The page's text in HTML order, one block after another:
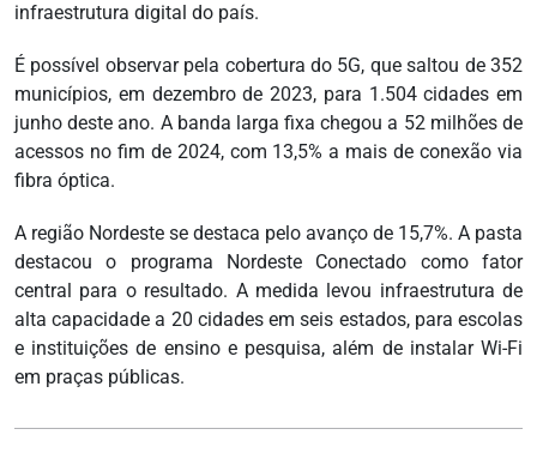
infraestrutura digital do país.
É possível observar pela cobertura do 5G, que saltou de 352
municípios, em dezembro de 2023, para 1.504 cidades em
junho deste ano. A banda larga fixa chegou a 52 milhões de
acessos no fim de 2024, com 13,5% a mais de conexão via
fibra óptica.
A região Nordeste se destaca pelo avanço de 15,7%. A pasta
destacou o programa Nordeste Conectado como fator
central para o resultado. A medida levou infraestrutura de
alta capacidade a 20 cidades em seis estados, para escolas
e instituições de ensino e pesquisa, além de instalar Wi-Fi
em praças públicas.